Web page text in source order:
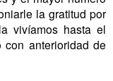
la gratitud por
vivíamos hasta el
anterioridad de